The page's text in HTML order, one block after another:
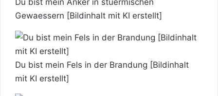
Gewaessern [Bildinhalt mit KI erstellt]
Du bist mein Fels in der Brandung [Bildinhalt
mit KI erstellt]